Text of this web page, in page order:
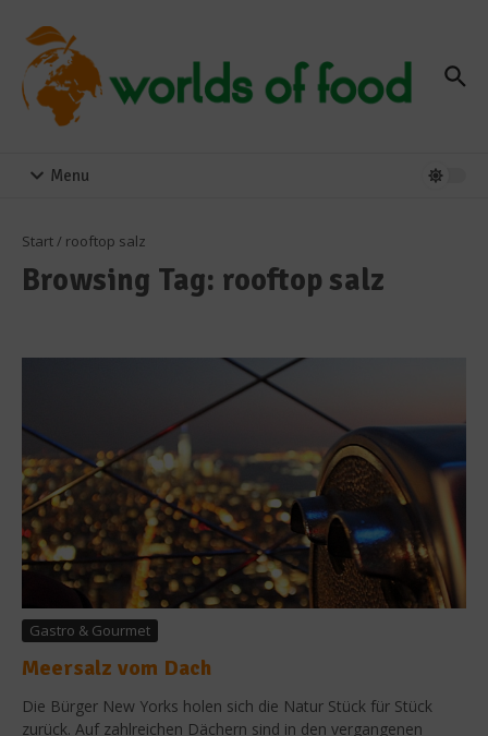
Menu
Start/ rooftop salz
Browsing Tag: rooftop salz
Gastro & Gourmet
Meersalz vom Dach
Die Bürger New Yorks holen sich die Natur Stück für Stück
zurück. Auf zahlreichen Dächern sind in den vergangenen